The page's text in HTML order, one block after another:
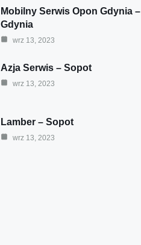
Mobilny Serwis Opon Gdynia –
Gdynia
wrz 13, 2023
Azja Serwis – Sopot
wrz 13, 2023
Lamber – Sopot
wrz 13, 2023